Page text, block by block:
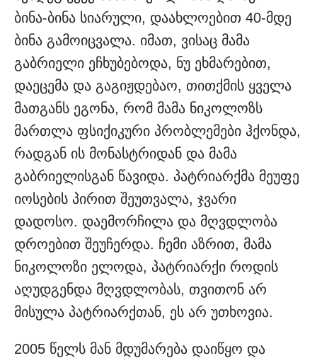
ბინა-ბინა სიარული, დაახლოებით 40-მდე
ბინა გამოიცვალა. იმათ, ვისაც მამა
გაბრიელი ეჩხუბებოდა, ნუ ეხმარებით,
დაეცემა და გაგიჟდებაო, თითქმის ყველა
მათგანს ეგონა, რომ მამა ნიკოლოზს
მართლა ფსიქიკური პრობლემები ჰქონდა,
რადგან ის მონასტრიდან და მამა
გაბრიელისგან წავიდა. პატრიარქმა მეუფე
იოსების პირით შეუთვალა, ჯვარი
დადოსო. დაემორჩილა და მღვდლობა
დროებით შეუჩერდა. ჩემი აზრით, მამა
ნიკოლოზი ელოდა, პატრიარქი როდის
აღუდგენდა მღვდლობას, თვითონ არ
მისულა პატრიარქთან, ეს არ უთხოვია.
2005 წელს მან მდუმარება დაიწყო და